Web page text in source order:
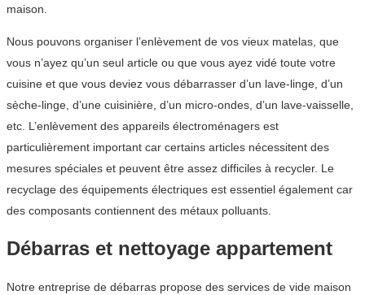
maison.
Nous pouvons organiser l’enlèvement de vos vieux matelas, que
vous n’ayez qu’un seul article ou que vous ayez vidé toute votre
cuisine et que vous deviez vous débarrasser d’un lave-linge, d’un
sèche-linge, d’une cuisinière, d’un micro-ondes, d’un lave-vaisselle,
etc. L’enlèvement des appareils électroménagers est
particulièrement important car certains articles nécessitent des
mesures spéciales et peuvent être assez difficiles à recycler. Le
recyclage des équipements électriques est essentiel également car
des composants contiennent des métaux polluants.
Débarras et nettoyage appartement
Notre entreprise de débarras propose des services de vide maison